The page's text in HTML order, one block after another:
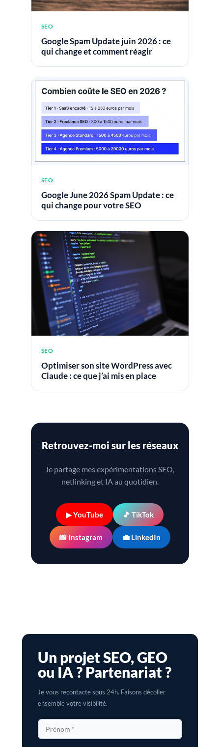
SEO
Google Spam Update juin 2026 : ce
qui change et comment réagir
SEO
Google June 2026 Spam Update : ce
qui change pour votre SEO
SEO
Optimiser son site WordPress avec
Claude : ce que j’ai mis en place
Retrouvez-moi sur les réseaux
Je partage mes expérimentations SEO,
netlinking et IA au quotidien.
▶ YouTube 🎵 TikTok
📸 Instagram 💼 LinkedIn
Un projet SEO, GEO
ou IA ? Partenariat ?
Je vous recontacte sous 24h. Faisons décoller
ensemble votre visibilité.